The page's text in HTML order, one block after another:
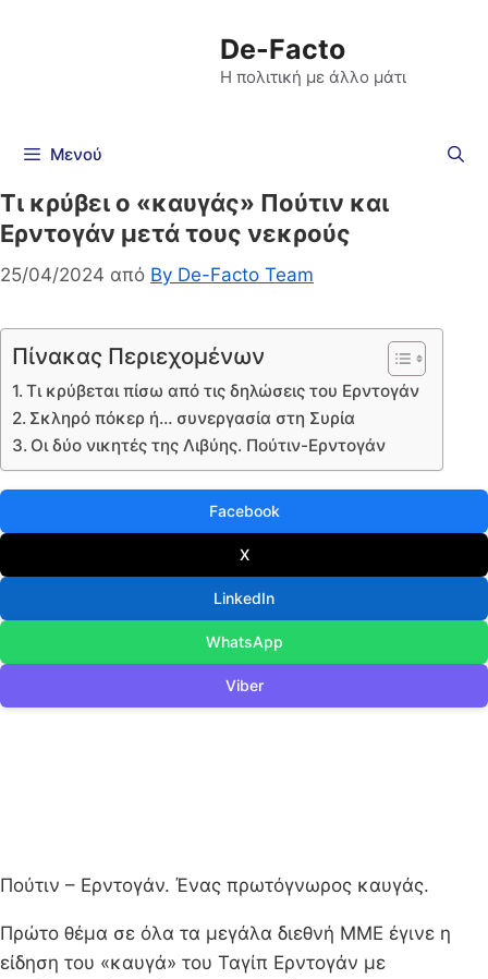
De-Facto
Η πολιτική με άλλο μάτι
Μενού
Τι κρύβει ο «καυγάς» Πούτιν και
Ερντογάν μετά τους νεκρούς
25/04/2024 από By De-Facto Team
Πίνακας Περιεχομένων
Τι κρύβεται πίσω από τις δηλώσεις του Ερντογάν
Σκληρό πόκερ ή… συνεργασία στη Συρία
Οι δύο νικητές της Λιβύης. Πούτιν-Ερντογάν
Facebook
X
LinkedIn
WhatsApp
Viber
Πούτιν – Ερντογάν. Ένας πρωτόγνωρος καυγάς.
Πρώτο θέμα σε όλα τα μεγάλα διεθνή ΜΜΕ έγινε η
είδηση του «καυγά» του Ταγίπ Ερντογάν με